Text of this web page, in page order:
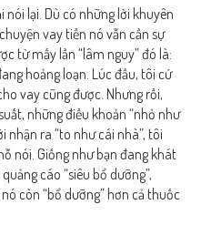
nói lại. Dù có những lời khuyên
vay tiền nó vẫn cần sự
từ mấy lần “lâm nguy” đó là:
hoảng loạn. Lúc đầu, tôi cứ
vay cũng được. Nhưng rồi,
những điều khoản “nhỏ như
nhận ra “to như cái nhà”, tôi
nói. Giống như bạn đang khát
cáo “siêu bổ dưỡng”,
còn “bổ dưỡng” hơn cả thuốc